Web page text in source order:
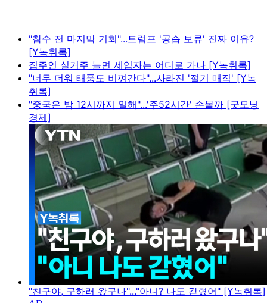
"참수 전 마지막 기회"...트럼프 '공습 보류' 진짜 이유?
[Y녹취록]
집주인 실거주 늘면 세입자는 어디로 가나 [Y녹취록]
"너무 더워 태풍도 비껴간다"...사라진 '절기 매직' [Y녹
취록]
"중국은 밤 12시까지 일해"...'주52시간' 손볼까 [굿모닝
경제]
"친구야, 구하러 왔구나"..."아니? 나도 갇혔어" [Y녹취록]